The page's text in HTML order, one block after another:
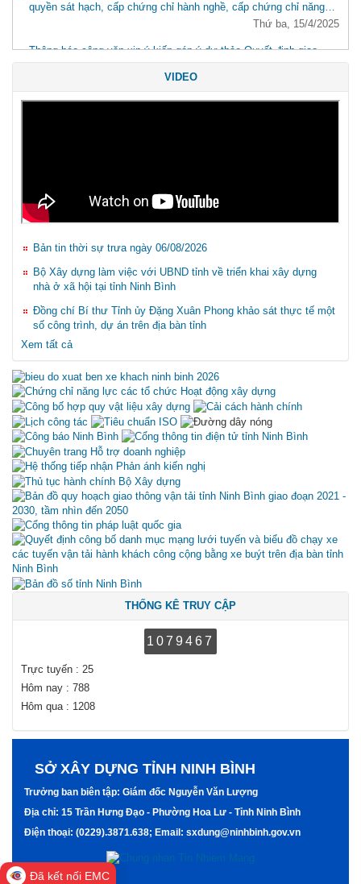
quyền sát hạch, cấp chứng chỉ hành nghề, cấp chứng chỉ năng
lực hoạt động xây dựng hạng I; phân cấp thẩm quyền kiểm tra
Thứ ba, 15/4/2025
Thông báo công văn xin ý kiến góp ý dự thảo Quyết định giao
thẩm quyền chỉ trì thẩm định báo cáo nghiên cứu khả thi đầu tư
xây dựng, Báo cáo kinh tế - kỹ thuật đầu tư xây dựng dự án do
cấp tỉnh quản lý trên địa bàn tỉnh Ninh Bình
Thông báo danh mục văn bản QPPL do HĐND, UBND tỉnh ban
quả rà soát năm 2024
Thông báo về việc niêm yết thủ tục hành chính bằng mã QR
VIDEO
Bản tin thời sự trưa ngày 06/08/2026
Bộ Xây dựng làm việc với UBND tỉnh về triển khai xây dựng
nhà ở xã hội tại tỉnh Ninh Bình
Đồng chí Bí thư Tỉnh ủy Đặng Xuân Phong khảo sát thực tế một
số công trình, dự án trên địa bàn tỉnh
Xem tất cả
THỐNG KÊ TRUY CẬP
1079467
Trực tuyến : 25
Hôm nay : 788
Hôm qua : 1208
SỞ XÂY DỰNG TỈNH NINH BÌNH
Trưởng ban biên tập: Giám đốc Nguyễn Văn Lượng
Địa chỉ: 15 Trần Hưng Đạo - Phường Hoa Lư - Tỉnh Ninh Bình
Điện thoại: (0229).3871.638; Email: sxdung@ninhbinh.gov.vn
Đã kết nối EMC